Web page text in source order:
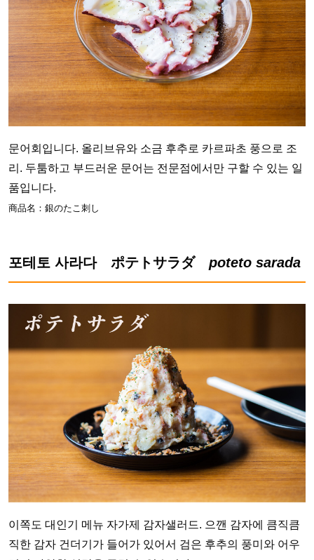
문어회입니다. 올리브유와 소금 후추로 카르파초 풍으로 조
리. 두툼하고 부드러운 문어는 전문점에서만 구할 수 있는 일
품입니다.
商品名：銀のたこ刺し
포테토 사라다 ポテトサラダ poteto sarada
이쪽도 대인기 메뉴 자가제 감자샐러드. 으깬 감자에 큼직큼
직한 감자 건더기가 들어가 있어서 검은 후추의 풍미와 어우